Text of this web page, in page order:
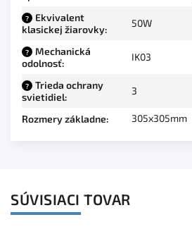
?
Ekvivalent
klasickej žiarovky:
50W
?
Mechanická
odolnosť:
IK03
?
Trieda ochrany
svietidiel:
3
Rozmery základne: 305x305mm
SÚVISIACI TOVAR